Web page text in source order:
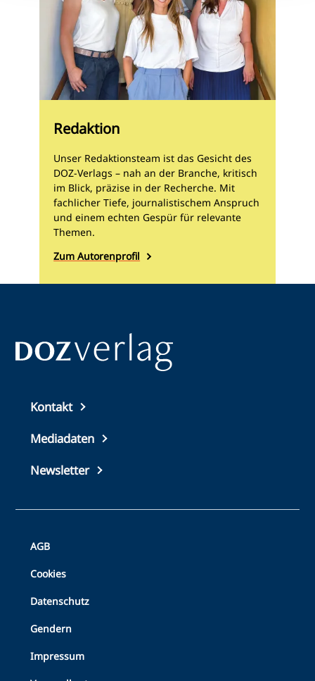
Redaktion
Unser Redaktionsteam ist das Gesicht des
DOZ-Verlags – nah an der Branche, kritisch
im Blick, präzise in der Recherche. Mit
fachlicher Tiefe, journalistischem Anspruch
und einem echten Gespür für relevante
Themen.
Zum Autorenprofil
Top
footer
Kontakt
Mediadaten
Newsletter
Bottom
Footer
AGB
Cookies
Datenschutz
Gendern
Impressum